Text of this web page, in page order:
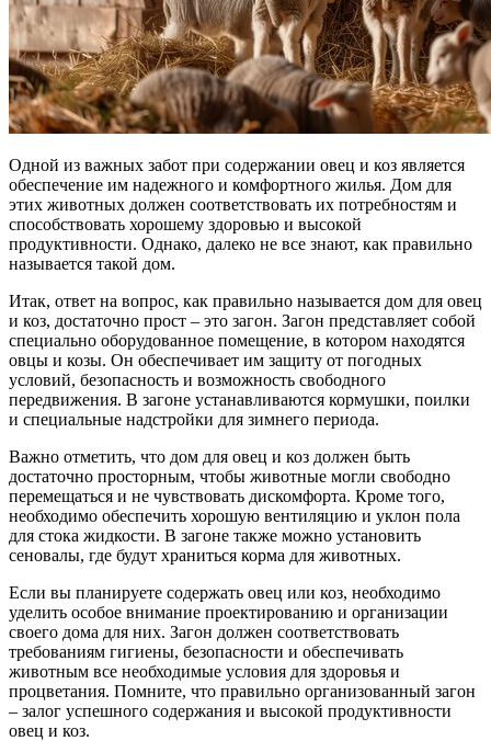
Одной из важных забот при содержании овец и коз является
обеспечение им надежного и комфортного жилья. Дом для
этих животных должен соответствовать их потребностям и
способствовать хорошему здоровью и высокой
продуктивности. Однако, далеко не все знают, как правильно
называется такой дом.
Итак, ответ на вопрос, как правильно называется дом для овец
и коз, достаточно прост – это загон. Загон представляет собой
специально оборудованное помещение, в котором находятся
овцы и козы. Он обеспечивает им защиту от погодных
условий, безопасность и возможность свободного
передвижения. В загоне устанавливаются кормушки, поилки
и специальные надстройки для зимнего периода.
Важно отметить, что дом для овец и коз должен быть
достаточно просторным, чтобы животные могли свободно
перемещаться и не чувствовать дискомфорта. Кроме того,
необходимо обеспечить хорошую вентиляцию и уклон пола
для стока жидкости. В загоне также можно установить
сеновалы, где будут храниться корма для животных.
Если вы планируете содержать овец или коз, необходимо
уделить особое внимание проектированию и организации
своего дома для них. Загон должен соответствовать
требованиям гигиены, безопасности и обеспечивать
животным все необходимые условия для здоровья и
процветания. Помните, что правильно организованный загон
– залог успешного содержания и высокой продуктивности
овец и коз.